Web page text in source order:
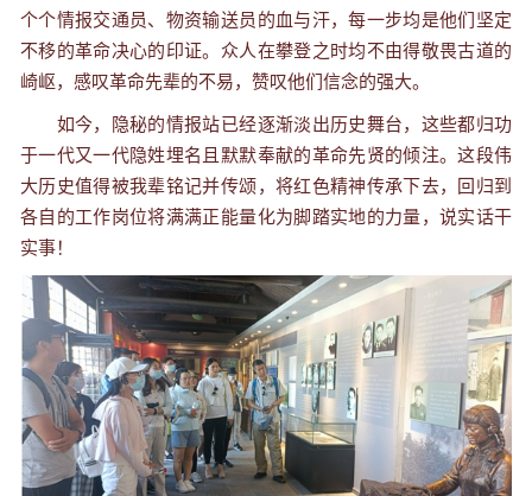
个个情报交通员、物资输送员的血与汗，每一步均是他们坚定
不移的革命决心的印证。众人在攀登之时均不由得敬畏古道的
崎岖，感叹革命先辈的不易，赞叹他们信念的强大。
如今，隐秘的情报站已经逐渐淡出历史舞台，这些都归功
于一代又一代隐姓埋名且默默奉献的革命先贤的倾注。这段伟
大历史值得被我辈铭记并传颂，将红色精神传承下去，回归到
各自的工作岗位将满满正能量化为脚踏实地的力量，说实话干
实事！